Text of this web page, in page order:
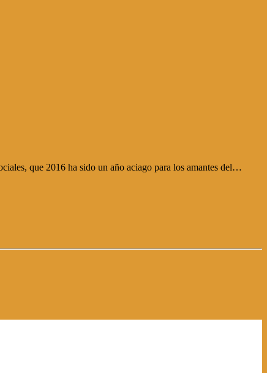
que 2016 ha sido un año aciago para los amantes del…